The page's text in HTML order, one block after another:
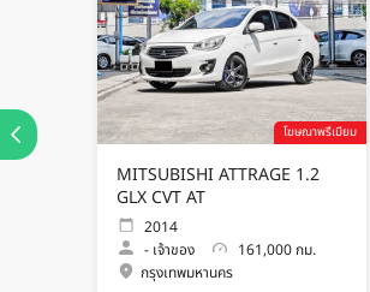
โฆษณาพรีเมียม
MITSUBISHI ATTRAGE 1.2
GLX CVT AT
2014
- เจ้าของ
161,000 กม.
กรุงเทพมหานคร